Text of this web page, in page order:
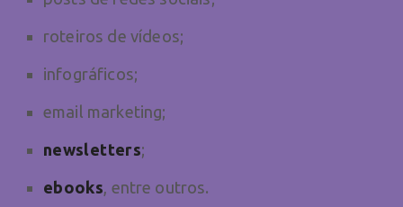
roteiros de vídeos;
infográficos;
email marketing;
newsletters;
ebooks , entre outros.